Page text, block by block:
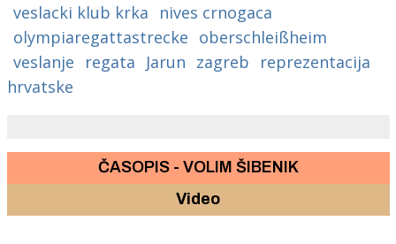
veslacki klub krka
nives crnogaca
olympiaregattastrecke oberschleißheim
veslanje
regata Jarun zagreb
reprezentacija
hrvatske
ČASOPIS - VOLIM ŠIBENIK
Video